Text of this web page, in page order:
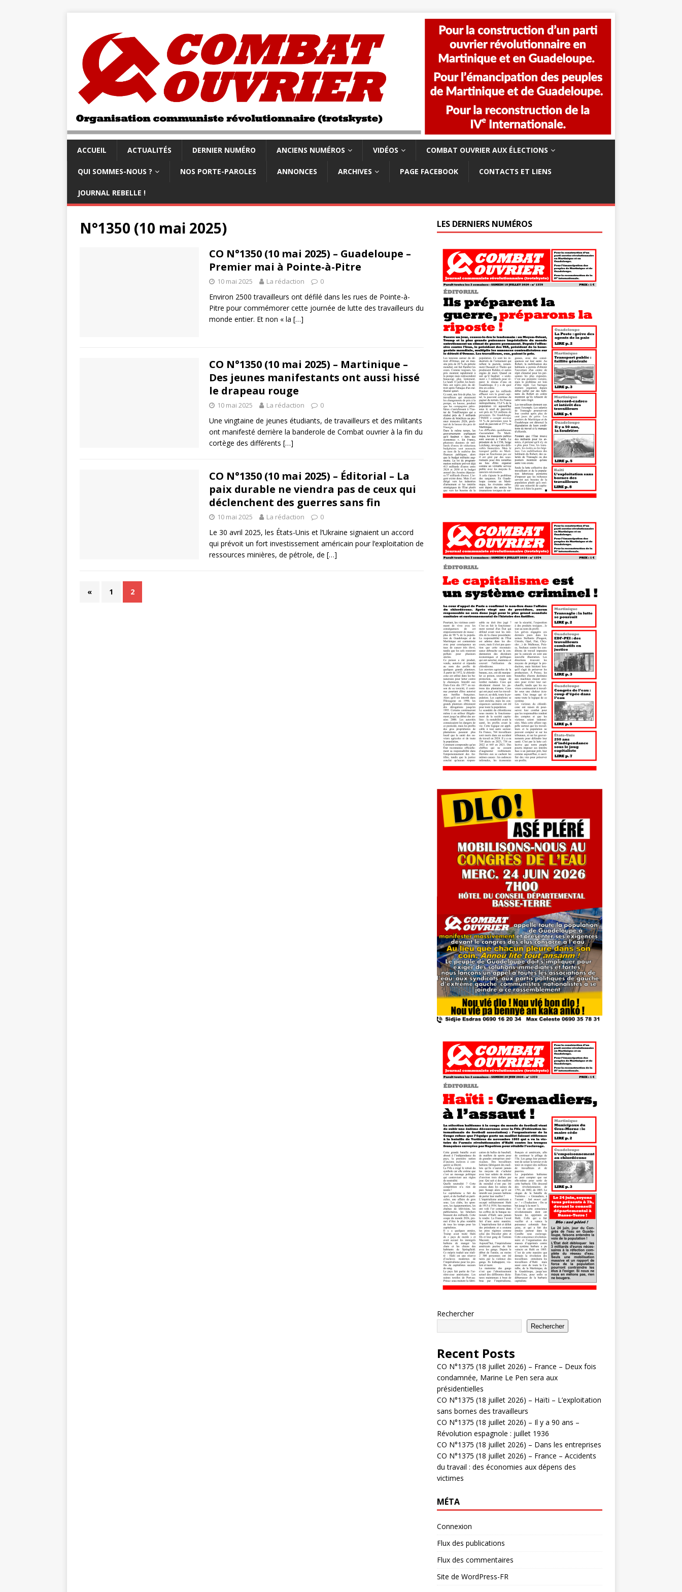
ACCUEIL ACTUALITÉS DERNIER NUMÉRO ANCIENS NUMÉROS VIDÉOS COMBAT OUVRIER AUX ÉLECTIONS
QUI SOMMES-NOUS ? NOS PORTE-PAROLES ANNONCES ARCHIVES PAGE FACEBOOK CONTACTS ET LIENS
JOURNAL REBELLE !
N°1350 (10 mai 2025)
CO N°1350 (10 mai 2025) – Guadeloupe –
Premier mai à Pointe-à-Pitre
10 mai 2025 La rédaction 0
Environ 2500 travailleurs ont défilé dans les rues de Pointe-à-
Pitre pour commémorer cette journée de lutte des travailleurs du
monde entier. Et non « la […]
CO N°1350 (10 mai 2025) – Martinique –
Des jeunes manifestants ont aussi hissé
le drapeau rouge
10 mai 2025 La rédaction 0
Une vingtaine de jeunes étudiants, de travailleurs et des militants
ont manifesté derrière la banderole de Combat ouvrier à la fin du
cortège des différents […]
CO N°1350 (10 mai 2025) – Éditorial – La
paix durable ne viendra pas de ceux qui
déclenchent des guerres sans fin
10 mai 2025 La rédaction 0
Le 30 avril 2025, les États-Unis et l’Ukraine signaient un accord
qui prévoit un fort investissement américain pour l’exploitation de
ressources minières, de pétrole, de […]
« 1 2
LES DERNIERS NUMÉROS
Rechercher
Rechercher
Recent Posts
CO N°1375 (18 juillet 2026) – France – Deux fois
condamnée, Marine Le Pen sera aux
présidentielles
CO N°1375 (18 juillet 2026) – Haïti – L’exploitation
sans bornes des travailleurs
CO N°1375 (18 juillet 2026) – Il y a 90 ans –
Révolution espagnole : juillet 1936
CO N°1375 (18 juillet 2026) – Dans les entreprises
CO N°1375 (18 juillet 2026) – France – Accidents
du travail : des économies aux dépens des
victimes
MÉTA
Connexion
Flux des publications
Flux des commentaires
Site de WordPress-FR